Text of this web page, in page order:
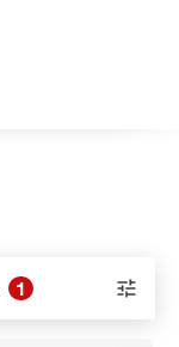
1